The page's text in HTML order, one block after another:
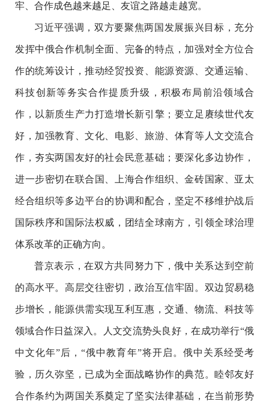
牢、合作成色越来越足、友谊之路越走越宽。
习近平强调，双方要聚焦两国发展振兴目标，充分
发挥中俄合作机制全面、完备的特点，加强对全方位合
作的统筹设计，推动经贸投资、能源资源、交通运输、
科技创新等务实合作提质升级，积极布局前沿领域合
作，以新质生产力打造增长新引擎；要立足赓续世代友
好，加强教育、文化、电影、旅游、体育等人文交流合
作，夯实两国友好的社会民意基础；要深化多边协作，
进一步密切在联合国、上海合作组织、金砖国家、亚太
经合组织等多边平台的协调和配合，坚定不移维护战后
国际秩序和国际法权威，团结全球南方，引领全球治理
体系改革的正确方向。
普京表示，在双方共同努力下，俄中关系达到空前
的高水平。高层交往密切，政治互信牢固。双边贸易稳
步增长，能源供需实现互利互惠，交通、物流、科技等
领域合作日益深入。人文交流势头良好，在成功举行“俄
中文化年”后，“俄中教育年”将开启。俄中关系经受考
验，历久弥坚，已成为全面战略协作的典范。睦邻友好
合作条约为两国关系奠定了坚实法律基础，在当前形势